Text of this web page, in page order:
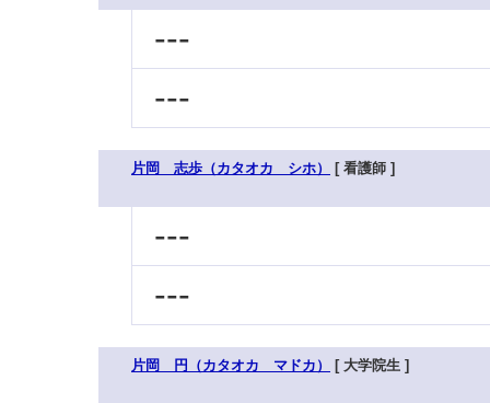
---
---
片岡 志歩（カタオカ シホ） [ 看護師 ]
---
---
片岡 円（カタオカ マドカ） [ 大学院生 ]